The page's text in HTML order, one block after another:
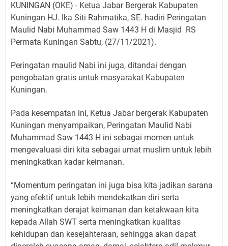
Ini Empat Lokasi Samsat Keliling Kuningan Jumat 7
KUNINGAN (OKE) - Ketua Jabar Bergerak Kabupaten
Kuningan HJ. Ika Siti Rahmatika, SE. hadiri Peringatan
Maulid Nabi Muhammad Saw 1443 H di Masjid RS
Permata Kuningan Sabtu, (27/11/2021).
Peringatan maulid Nabi ini juga, ditandai dengan
pengobatan gratis untuk masyarakat Kabupaten
Kuningan.
Pada kesempatan ini, Ketua Jabar bergerak Kabupaten
Kuningan menyampaikan, Peringatan Maulid Nabi
Muhammad Saw 1443 H ini sebagai momen untuk
mengevaluasi diri kita sebagai umat muslim untuk lebih
meningkatkan kadar keimanan.
“Momentum peringatan ini juga bisa kita jadikan sarana
yang efektif untuk lebih mendekatkan diri serta
meningkatkan derajat keimanan dan ketakwaan kita
kepada Allah SWT serta meningkatkan kualitas
kehidupan dan kesejahteraan, sehingga akan dapat